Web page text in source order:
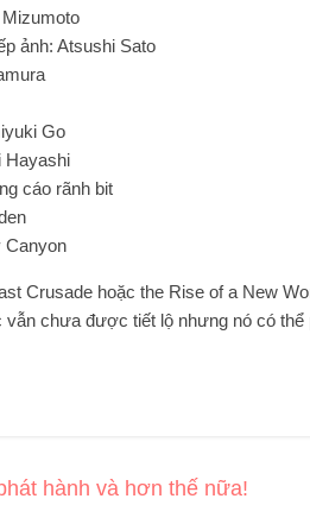
ảnh: Atsushi Sato
Go
Hayashi
cáo rãnh bit
Canyon
Crusade hoặc the Rise of a New
vẫn chưa được tiết lộ nhưng nó có thể
hành và hơn thế nữa!